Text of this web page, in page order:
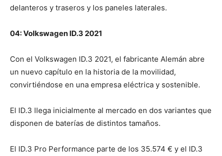
delanteros y traseros y los paneles laterales.
04: Volkswagen ID.3 2021
Con el Volkswagen ID.3 2021, el fabricante Alemán abre
un nuevo capítulo en la historia de la movilidad,
convirtiéndose en una empresa eléctrica y sostenible.
El ID.3 llega inicialmente al mercado en dos variantes que
disponen de baterías de distintos tamaños.
El ID.3 Pro Performance parte de los 35.574 € y el ID.3